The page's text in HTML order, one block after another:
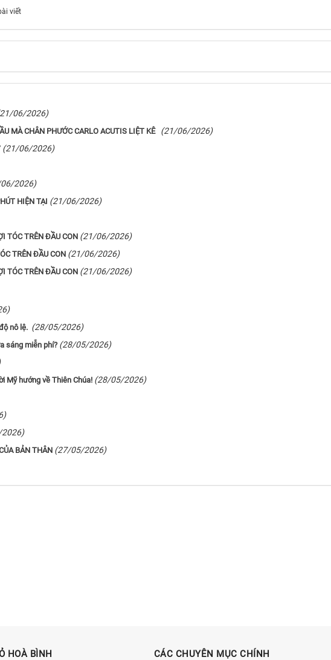
viết
06/2026)
MÀ CHÂN PHƯỚC CARLO ACUTIS LIỆT KÊ (21/06/2026)
(21/06/2026)
2026)
HIỆN TẠI (21/06/2026)
TÓC TRÊN ĐẦU CON (21/06/2026)
TRÊN ĐẦU CON (21/06/2026)
TÓC TRÊN ĐẦU CON (21/06/2026)
nô lệ. (28/05/2026)
sáng miễn phí? (28/05/2026)
Mỹ hướng về Thiên Chúa! (28/05/2026)
BẢN THÂN (27/05/2026)
HOÀ BÌNH CÁC CHUYÊN MỤC CHÍNH